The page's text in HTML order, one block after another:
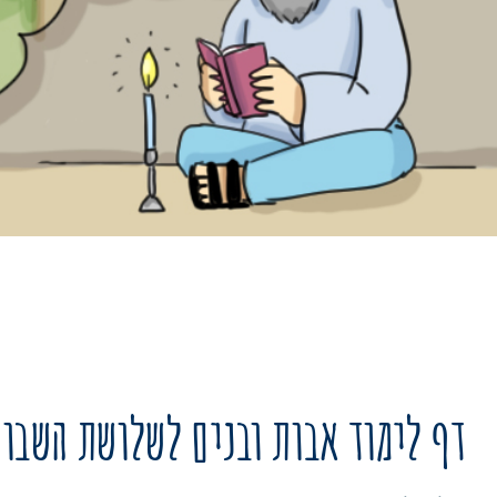
דף לימוד אבות ובנים לשלושת